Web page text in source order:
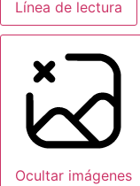
Línea de lectura
Ocultar imágenes